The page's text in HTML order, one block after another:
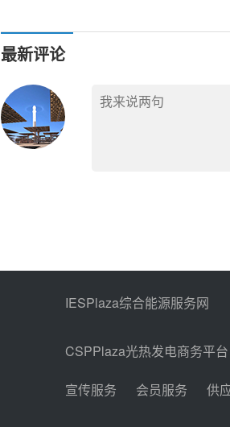
最新评论
IESPlaza综合能源服务网
CSPPlaza光热发电商务平台
宣传服务 会员服务 供